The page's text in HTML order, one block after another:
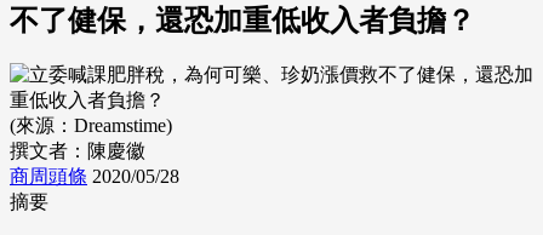
不了健保，還恐加重低收入者負擔？
(來源：Dreamstime)
撰文者：陳慶徽
商周頭條 2020/05/28
摘要